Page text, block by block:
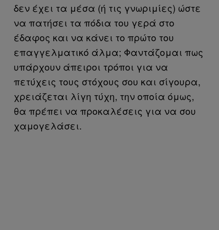
δεν έχει τα μέσα (ή τις γνωριμίες) ώστε
να πατήσει τα πόδια του γερά στο
έδαφος και να κάνει το πρώτο του
επαγγελματικό άλμα; Φαντάζομαι πως
υπάρχουν άπειροι τρόποι για να
πετύχεις τους στόχους σου και σίγουρα,
χρειάζεται λίγη τύχη, την οποία όμως,
θα πρέπει να προκαλέσεις για να σου
χαμογελάσει.